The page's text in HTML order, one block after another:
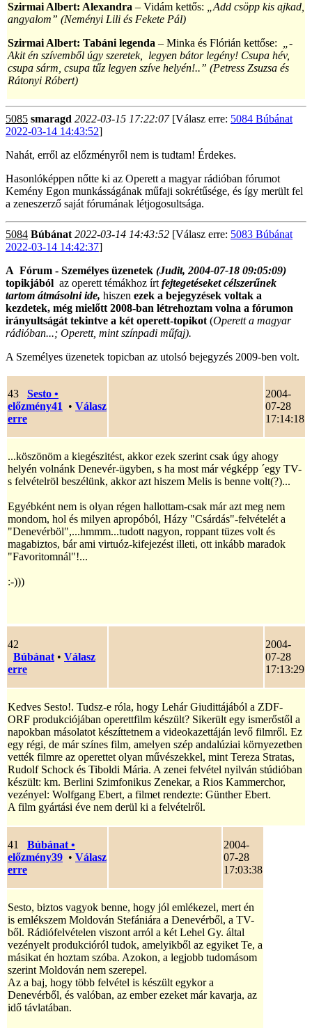
Szirmai Albert: Alexandra – Vidám kettős:
„Add csöpp kis ajkad,
angyalom” (Neményi Lili és Fekete Pál)
Szirmai Albert: Tabáni legenda – Minka és Flórián kettőse:
„-
Akit én szívemből úgy szeretek, legyen bátor legény! Csupa hév,
csupa sárm, csupa tűz legyen szíve helyén!..” (Petress Zsuzsa és
Rátonyi Róbert)
5085 smaragd 2022-03-15 17:22:07[Válasz erre: 5084 Búbánat
2022-03-14 14:43:52]
Nahát, erről az előzményről nem is tudtam! Érdekes.
Hasonlóképpen nőtte ki az Operett a magyar rádióban fórumot
Kemény Egon munkásságának műfaji sokrétűsége, és így merült fel
a zeneszerző saját fórumának létjogosultsága.
5084 Búbánat 2022-03-14 14:43:52 [Válasz erre: 5083 Búbánat
2022-03-14 14:42:37]
A Fórum - Személyes üzenetek (Judit, 2004-07-18 09:05:09)
topikjából az operett témákhoz írt fejtegetéseket célszerűnek
tartom átmásolni ide, hiszen ezek a bejegyzések voltak a
kezdetek, még mielőtt 2008-ban létrehoztam volna a fórumon
irányultságát tekintve a két operett-topikot (Operett a magyar
rádióban...; Operett, mint színpadi műfaj).
A Személyes üzenetek topicban az utolsó bejegyzés 2009-ben volt.
43 Sesto •
előzmény41
• Válasz
erre
2004-
07-28
17:14:18
...köszönöm a kiegészitést, akkor ezek szerint csak úgy ahogy
helyén volnánk Denevér-ügyben, s ha most már végképp ´egy TV-
s felvételröl beszélünk, akkor azt hiszem Melis is benne volt(?)...
Egyébként nem is olyan régen hallottam-csak már azt meg nem
mondom, hol és milyen apropóból, Házy "Csárdás"-felvételét a
"Denevérböl",...hmmm...tudott nagyon, roppant tüzes volt és
magabiztos, bár ami virtuóz-kifejezést illeti, ott inkább maradok
"Favoritomnál"!...
:-)))
42
Búbánat • Válasz
erre
2004-
07-28
17:13:29
Kedves Sesto!. Tudsz-e róla, hogy Lehár Giudittájából a ZDF-
ORF produkciójában operettfilm készült? Sikerült egy ismerőstől a
napokban másolatot készíttetnem a videokazettáján levő filmről. Ez
egy régi, de már színes film, amelyen szép andalúziai környezetben
vették filmre az operettet olyan művészekkel, mint Tereza Stratas,
Rudolf Schock és Tiboldi Mária. A zenei felvétel nyilván stúdióban
készült: km. Berlini Szimfonikus Zenekar, a Rios Kammerchor,
vezényel: Wolfgang Ebert, a filmet rendezte: Günther Ebert.
A film gyártási éve nem derül ki a felvételről.
41 Búbánat •
előzmény39 • Válasz
erre
2004-
07-28
17:03:38
Sesto, biztos vagyok benne, hogy jól emlékezel, mert én
is emlékszem Moldován Stefániára a Denevérből, a TV-
ből. Rádiófelvételen viszont arról a két Lehel Gy. által
vezényelt produkcióról tudok, amelyikből az egyiket Te, a
másikat én hoztam szóba. Azokon, a legjobb tudomásom
szerint Moldován nem szerepel.
Az a baj, hogy több felvétel is készült egykor a
Denevérből, és valóban, az ember ezeket már kavarja, az
idő távlatában.